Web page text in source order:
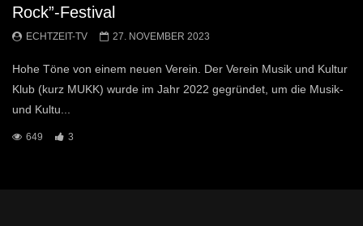
Rock”-Festival
ECHTZEIT-TV 27. NOVEMBER 2023
Hohe Töne von einem neuen Verein. Der Verein Musik und Kultur
Klub (kurz MUKK) wurde im Jahr 2022 gegründet, um die Musik-
und Kultu...
649 3